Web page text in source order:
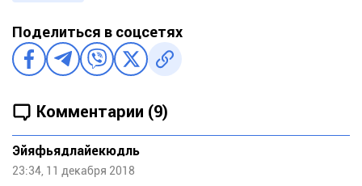
Поделиться в соцсетях
Комментарии (9)
Эйяфьядлайекюдль
23:34, 11 декабря 2018